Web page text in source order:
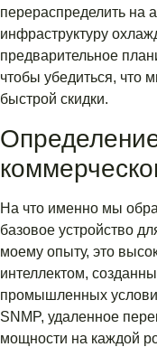
перераспределить на
инфраструктуру
предварительное
чтобы убедиться, что
быстрой скидки.
На что именно мы
базовое устройство
моему опыту, это
интеллектом,
промышленных
SNMP, удаленное
мощности на каждой